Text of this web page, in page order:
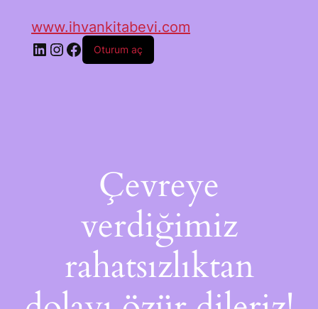
www.ihvankitabevi.com
Oturum aç
Çevreye
verdiğimiz
rahatsızlıktan